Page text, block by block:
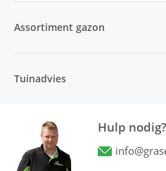
Hulp nodig?
Assortiment gazon
Tuinadvies